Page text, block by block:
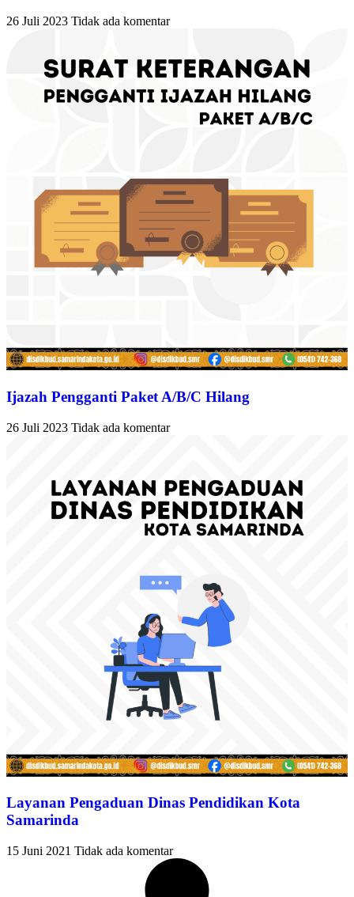
26 Juli 2023 Tidak ada komentar
Ijazah Pengganti Paket A/B/C Hilang
26 Juli 2023 Tidak ada komentar
Layanan Pengaduan Dinas Pendidikan Kota
Samarinda
15 Juni 2021 Tidak ada komentar